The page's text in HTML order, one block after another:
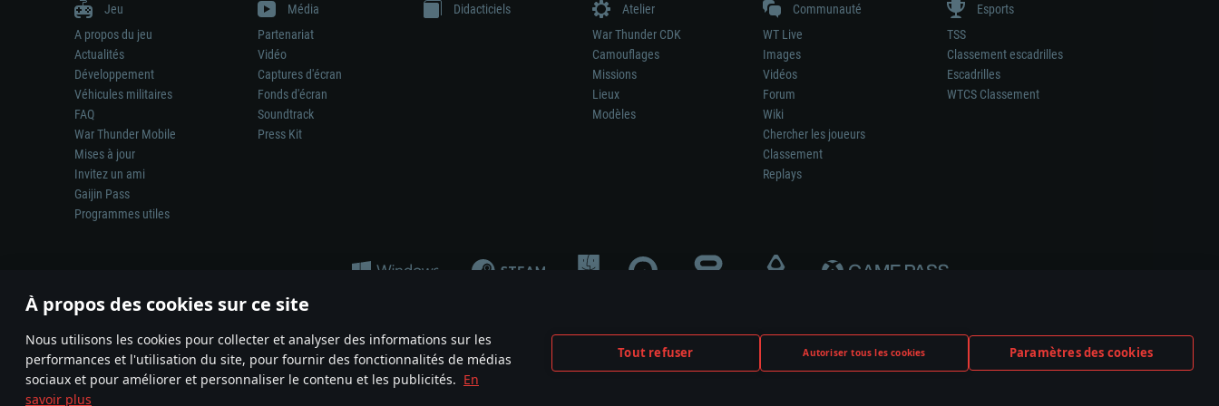
À propos des cookies sur ce site
Nous utilisons les cookies pour collecter et analyser des informations sur les
performances et l'utilisation du site, pour fournir des fonctionnalités de médias
sociaux et pour améliorer et personnaliser le contenu et les publicités. En
savoir plus
Tout refuser Autoriser tous les cookies Paramètres des cookies
Jeu
A propos du jeu
Actualités
Développement
Véhicules militaires
FAQ
War Thunder Mobile
Mises à jour
Invitez un ami
Gaijin Pass
Programmes utiles
Média
Partenariat
Vidéo
Captures d'écran
Fonds d'écran
Soundtrack
Press Kit
Didacticiels
Atelier
War Thunder CDK
Camouflages
Missions
Lieux
Modèles
Communauté
WT Live
Images
Vidéos
Forum
Wiki
Chercher les joueurs
Classement
Replays
Esports
TSS
Classement escadrilles
Escadrilles
WTCS Classement
La représentation d’une arme ou d’un véhicule réel dans ce jeu ne signifie pas la participation au développement du jeu, le sponsoring ou à l’approbation de tout fabricant d’armes ou de véhicule.
© 2011—2026 Gaijin Games Kft. All trademarks, logos and brand names are the property of their respective owners.
Termes et conditions